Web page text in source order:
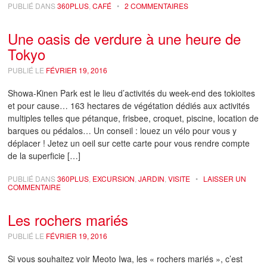
PUBLIÉ DANS360PLUS ,CAFÉ • 2 COMMENTAIRES
Une oasis de verdure à une heure de
Tokyo
PUBLIÉ LE FÉVRIER 19, 2016
Showa-Kinen Park est le lieu d’activités du week-end des tokioites
et pour cause… 163 hectares de végétation dédiés aux activités
multiples telles que pétanque, frisbee, croquet, piscine, location de
barques ou pédalos… Un conseil : louez un vélo pour vous y
déplacer ! Jetez un oeil sur cette carte pour vous rendre compte
de la superficie […]
PUBLIÉ DANS360PLUS EXCURSION ,JARDIN ,VISITE • LAISSER UN
COMMENTAIRE
Les rochers mariés
PUBLIÉ LE FÉVRIER 19, 2016
Si vous souhaitez voir Meoto Iwa, les « rochers mariés », c’est